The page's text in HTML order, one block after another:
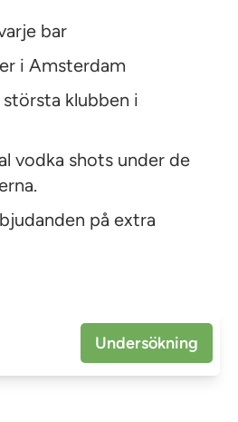
bar
i Amsterdam
klubben i
vodka shots under de
på extra
Undersökning